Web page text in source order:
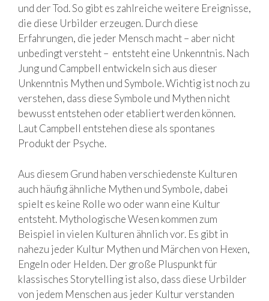
und der Tod. So gibt es zahlreiche weitere Ereignisse,
die diese Urbilder erzeugen. Durch diese
Erfahrungen, die jeder Mensch macht – aber nicht
unbedingt versteht – entsteht eine Unkenntnis. Nach
Jung und Campbell entwickeln sich aus dieser
Unkenntnis Mythen und Symbole. Wichtig ist noch zu
verstehen, dass diese Symbole und Mythen nicht
bewusst entstehen oder etabliert werden können.
Laut Campbell entstehen diese als spontanes
Produkt der Psyche.
Aus diesem Grund haben verschiedenste Kulturen
auch häufig ähnliche Mythen und Symbole, dabei
spielt es keine Rolle wo oder wann eine Kultur
entsteht. Mythologische Wesen kommen zum
Beispiel in vielen Kulturen ähnlich vor. Es gibt in
nahezu jeder Kultur Mythen und Märchen von Hexen,
Engeln oder Helden. Der große Pluspunkt für
klassisches Storytelling ist also, dass diese Urbilder
von jedem Menschen aus jeder Kultur verstanden